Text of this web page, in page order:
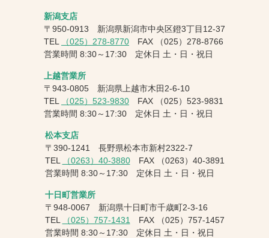
新潟支店
〒950-0913 新潟県新潟市中央区鐙3丁目12-37
TEL
（025）278-8770 FAX
（025）278-8766
営業時間 8:30～17:30 定休日 土・日・祝日
上越営業所
〒943-0805 新潟県上越市木田2-6-10
TEL
（025）523-9830 FAX
（025）523-9831
営業時間 8:30～17:30 定休日 土・日・祝日
松本支店
〒390-1241 長野県松本市新村2322-7
TEL
（0263）40-3880FAX
（0263）40-3891
営業時間 8:30～17:30 定休日 土・日・祝日
十日町営業所
〒948-0067 新潟県十日町市千歳町2-3-16
TEL
（025）757-1431 FAX
（025）757-1457
営業時間 8:30～17:30 定休日 土・日・祝日